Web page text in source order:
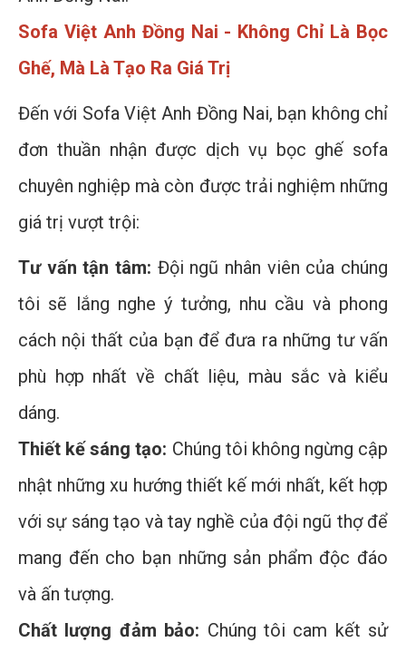
Sofa Việt Anh Đồng Nai - Không Chỉ Là Bọc
Ghế, Mà Là Tạo Ra Giá Trị
Đến với Sofa Việt Anh Đồng Nai, bạn không chỉ
đơn thuần nhận được dịch vụ bọc ghế sofa
chuyên nghiệp mà còn được trải nghiệm những
giá trị vượt trội:
Tư vấn tận tâm: Đội ngũ nhân viên của chúng
tôi sẽ lắng nghe ý tưởng, nhu cầu và phong
cách nội thất của bạn để đưa ra những tư vấn
phù hợp nhất về chất liệu, màu sắc và kiểu
dáng.
Thiết kế sáng tạo: Chúng tôi không ngừng cập
nhật những xu hướng thiết kế mới nhất, kết hợp
với sự sáng tạo và tay nghề của đội ngũ thợ để
mang đến cho bạn những sản phẩm độc đáo
và ấn tượng.
Chất lượng đảm bảo: Chúng tôi cam kết sử